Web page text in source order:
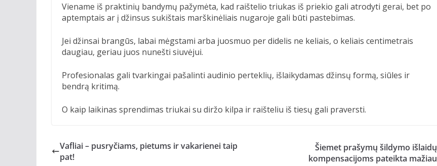
Viename iš praktinių bandymų pažymėta, kad raištelio triukas iš priekio gali atrodyti gerai, bet po
aptemptais ar į džinsus sukištais marškinėliais nugaroje gali būti pastebimas.
Jei džinsai brangūs, labai mėgstami arba juosmuo per didelis ne keliais, o keliais centimetrais
daugiau, geriau juos nunešti siuvėjui.
Profesionalas gali tvarkingai pašalinti audinio perteklių, išlaikydamas džinsų formą, siūles ir
bendrą kritimą.
O kaip laikinas sprendimas triukai su diržo kilpa ir raišteliu iš tiesų gali praversti.
Vafliai – pusryčiams, pietums ir vakarienei taip
pat!
Šiemet prašymų šildymo išlaidų
kompensacijoms pateikta mažiau